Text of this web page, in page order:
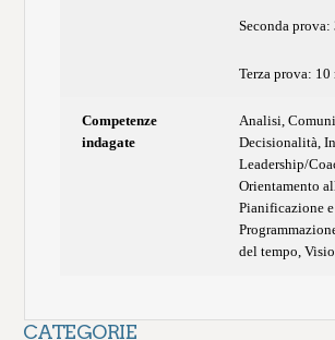
Seconda
Terza prova:
Competenze
indagate
Analisi,
Decisionalità,
Leadership/
Orientamento
Pianificazione
del tempo,
CATEGORIE